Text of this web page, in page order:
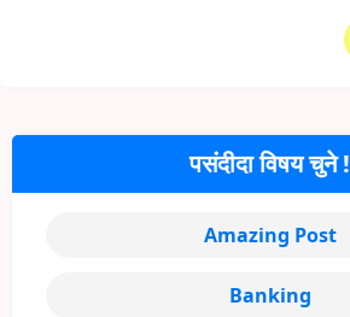
पसंदीदा विषय चुने !
Amazing Post
Banking